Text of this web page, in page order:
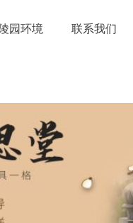
园环境 联系我们